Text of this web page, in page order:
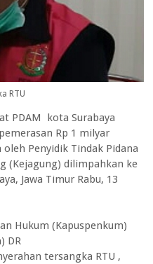
RTU
PDAM kota Surabaya
Rp 1 milyar
Penyidik Tindak Pidana
(Kejagung) dilimpahkan ke
Jawa Timur Rabu, 13
Hukum (Kapuspenkum)
DR
tersangka RTU ,